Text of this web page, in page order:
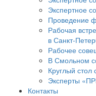
Экспертное
Проведение
Рабочая
в Санкт-
Рабочее
В Смольном
Круглый стол
Эксперты
Контакты